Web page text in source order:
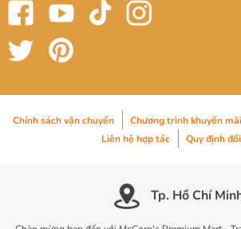
Chính sách vận chuyển Chương trình khuyến mãi
Liên hệ hợp tác
Quy định
Tp. Hồ Chí